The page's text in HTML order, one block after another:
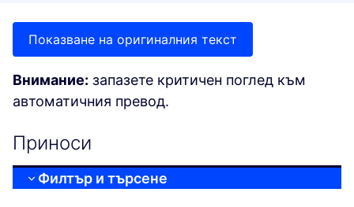
Показване на оригиналния текст
Внимание: запазете критичен поглед към
автоматичния превод.
Приноси
Филтър и търсене